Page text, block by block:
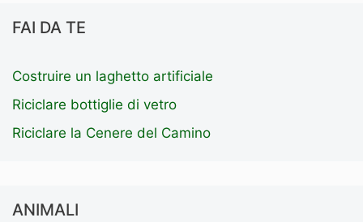
FAI DA TE
Costruire un laghetto artificiale
Riciclare bottiglie di vetro
Riciclare la Cenere del Camino
ANIMALI